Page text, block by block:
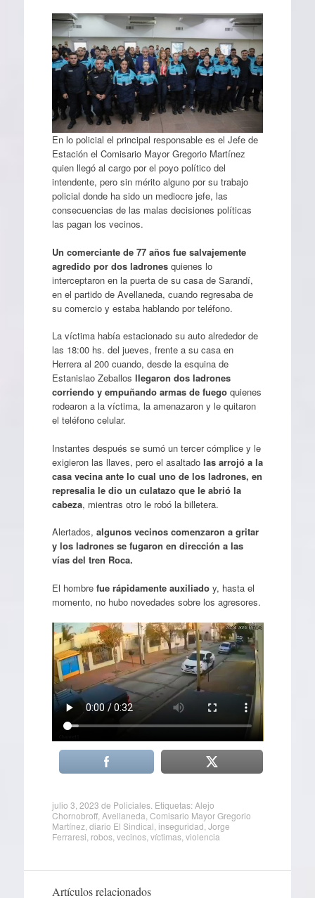
En lo policial el principal responsable es el Jefe de
Estación el Comisario Mayor Gregorio Martínez
quien llegó al cargo por el poyo político del
intendente, pero sin mérito alguno por su trabajo
policial donde ha sido un mediocre jefe, las
consecuencias de las malas decisiones políticas
las pagan los vecinos.
Un comerciante de 77 años fue salvajemente
agredido por dos ladrones quienes lo
interceptaron en la puerta de su casa de Sarandí,
en el partido de Avellaneda, cuando regresaba de
su comercio y estaba hablando por teléfono.
La víctima había estacionado su auto alrededor de
las 18:00 hs. del jueves, frente a su casa en
Herrera al 200 cuando, desde la esquina de
Estanislao Zeballos llegaron dos ladrones
corriendo y empuñando armas de fuego quienes
rodearon a la víctima, la amenazaron y le quitaron
el teléfono celular.
Instantes después se sumó un tercer cómplice y le
exigieron las llaves, pero el asaltado las arrojó a la
casa vecina ante lo cual uno de los ladrones, en
represalia le dio un culatazo que le abrió la
cabeza, mientras otro le robó la billetera.
Alertados, algunos vecinos comenzaron a gritar
y los ladrones se fugaron en dirección a las
vías del tren Roca.
El hombre fue rápidamente auxiliado y, hasta el
momento, no hubo novedades sobre los agresores.
julio 3, 2023 de Policiales. Etiquetas:Alejo
Chornobroff, Avellaneda Comisario Mayor Gregorio
Martínez, diario El Sindical inseguridad Jorge
Ferraresi robos, vecinos, víctimas, violencia
Artículos relacionados